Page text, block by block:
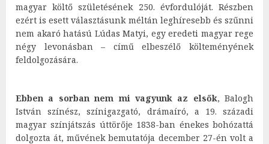
magyar költő születésének 250. évfordulóját. Részben
ezért is esett választásunk méltán leghíresebb és szűnni
nem akaró hatású Lúdas Matyi, egy eredeti magyar rege
négy levonásban – című elbeszélő költeményének
feldolgozására.
Ebben a sorban nem mi vagyunk az elsők, Balogh
István színész, színigazgató, drámaíró, a 19. századi
magyar színjátszás úttörője 1838-ban énekes bohózattá
dolgozta át, művének bemutatója december 27-én volt a